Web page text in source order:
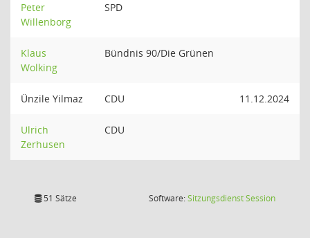
Peter
Willenborg
SPD
Klaus
Wolking
Bündnis 90/Die Grünen
Ünzile Yilmaz CDU 11.12.2024
Ulrich
Zerhusen
CDU
51 Sätze Software:SitzungsdienstSession(Wird in